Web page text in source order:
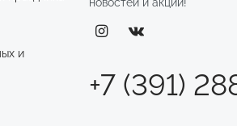
новостей и акций!
+7 (391)
и